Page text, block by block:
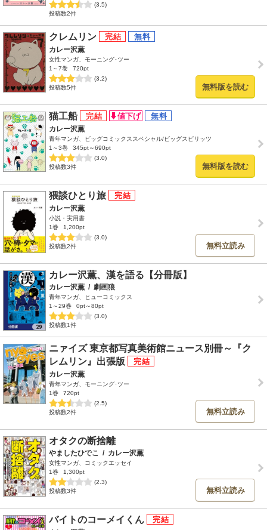
(3.5)
投稿数2件
クレムリン
カレー沢薫
女性マンガ、モーニング･ツー
1～7巻
720pt
(3.2)
投稿数5件
無料版を読む
猫工船
カレー沢薫
青年マンガ、ビッグコミックススペシャル/ビッグスピリッツ
1～3巻
345pt～690pt
(3.0)
投稿数3件
無料版を読む
猥談ひとり旅
カレー沢薫
小説・実用書
1巻
1,200pt
(3.0)
投稿数2件
無料立読み
カレー沢薫、漢を語る【分冊版】
カレー沢薫 / 劇画狼
青年マンガ、ヒューコミックス
1～29巻
0pt～80pt
(3.0)
投稿数1件
ニァイズ 東京都写真美術館ニュース別冊～『ク
レムリン』出張版
カレー沢薫
青年マンガ、モーニング･ツー
1巻
720pt
(2.5)
投稿数2件
無料立読み
オタクの断捨離
やましたひでこ / カレー沢薫
女性マンガ、コミックエッセイ
1巻
1,300pt
(2.3)
投稿数3件
無料立読み
バイトのコーメイくん